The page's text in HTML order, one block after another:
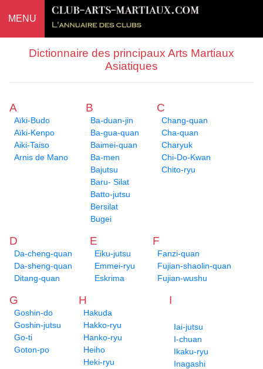
MENU
Dictionnaire des principaux Arts Martiaux
Asiatiques
A
Aïki-Budo
Aïki-Kenpo
Aiki-Taiso
Arnis de Mano
B
Ba-duan-jin
Ba-gua-quan
Baimei-quan
Ba-men
Bajutsu
Baru- Silat
Batto-jutsu
Bersilat
Bugei
C
Chang-quan
Cha-quan
Charyuk
Chi-Do-Kwan
Chito-ryu
D
Da-cheng-quan
Da-sheng-quan
Ditang-quan
E
Eiku-jutsu
Emmei-ryu
Eskrima
F
Fanzi-quan
Fujian-shaolin-quan
Fujian-wushu
G
Goshin-do
Goshin-jutsu
Go-ti
Goton-po
H
Hakuda
Hakko-ryu
Hanko-ryu
Heiho
Heki-ryu
I
Iai-jutsu
I-chuan
Ikaku-ryu
Inagashi